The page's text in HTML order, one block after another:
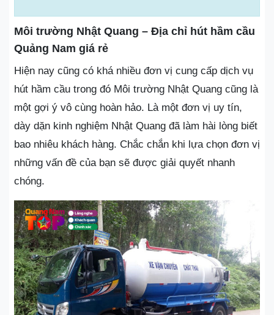
Môi trường Nhật Quang – Địa chỉ hút hầm cầu
Quảng Nam giá rẻ
Hiện nay cũng có khá nhiều đơn vị cung cấp dịch vụ
hút hầm cầu trong đó Môi trường Nhật Quang cũng là
một gợi ý vô cùng hoàn hảo. Là một đơn vị uy tín,
dày dặn kinh nghiệm Nhật Quang đã làm hài lòng biết
bao nhiêu khách hàng. Chắc chắn khi lựa chọn đơn vị
những vấn đề của bạn sẽ được giải quyết nhanh
chóng.